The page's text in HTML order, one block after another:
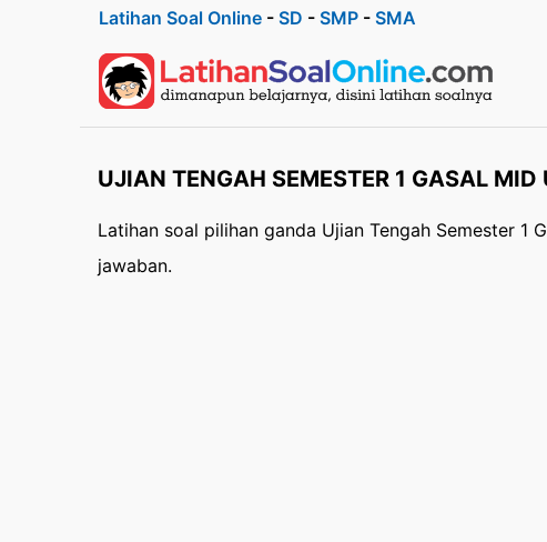
Latihan Soal Online- SD - SMP- SMA
UJIAN TENGAH SEMESTER 1 GASAL
Latihan soal pilihan ganda Ujian Tengah Semester 1
jawaban.